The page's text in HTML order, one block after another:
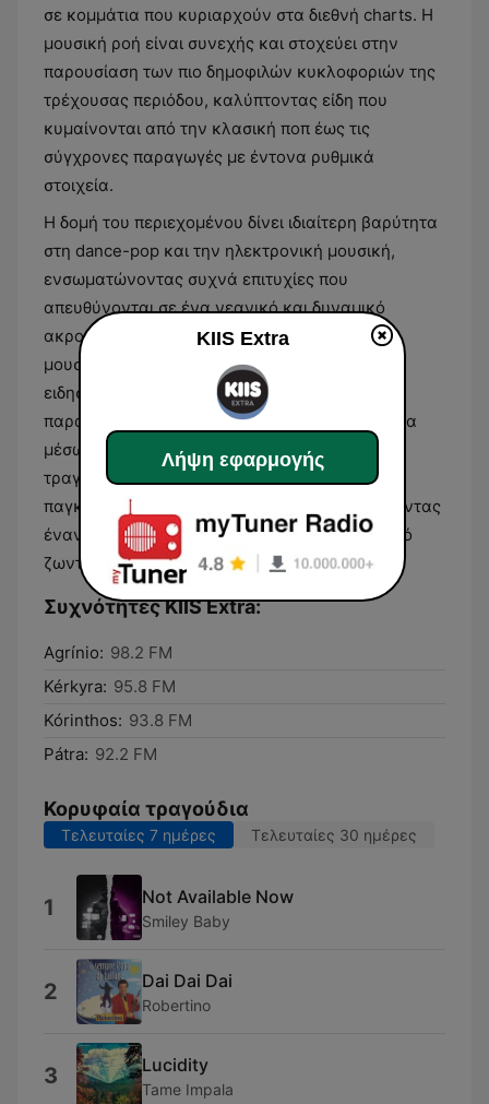
σε κομμάτια που κυριαρχούν στα διεθνή charts. Η
μουσική ροή είναι συνεχής και στοχεύει στην
παρουσίαση των πιο δημοφιλών κυκλοφοριών της
τρέχουσας περιόδου, καλύπτοντας είδη που
κυμαίνονται από την κλασική ποπ έως τις
σύγχρονες παραγωγές με έντονα ρυθμικά
στοιχεία.
Η δομή του περιεχομένου δίνει ιδιαίτερη βαρύτητα
στη dance-pop και την ηλεκτρονική μουσική,
ενσωματώνοντας συχνά επιτυχίες που
απευθύνονται σε ένα νεανικό και δυναμικό
ακροατήριο. Ο σταθμός διατηρεί έναν αμιγώς
μουσικό χαρακτήρα, αποφεύγοντας την
ειδησεογραφία ή τον πολιτικό σχολιασμό,
παραμένοντας προσηλωμένος στην ψυχαγωγία
μέσω των ξένων επιτυχιών. Η επιλογή των
τραγουδιών αντικατοπτρίζει τις τάσεις της
παγκόσμιας μουσικής βιομηχανίας, προσφέροντας
έναν ομοιόμορφο ήχο που χαρακτηρίζεται από
ζωντάνια και σύγχρονη αισθητική.
Συχνότητες KIIS Extra:
Agrínio: 98.2 FM
Kérkyra: 95.8 FM
Kórinthos: 93.8 FM
Pátra: 92.2 FM
Κορυφαία τραγούδια
Τελευταίες 7 ημέρες Τελευταίες 30 ημέρες
1 Not Available Now
Smiley Baby
2 Dai Dai Dai
Robertino
3 Lucidity
Tame Impala
KIIS Extra
Λήψη εφαρμογής